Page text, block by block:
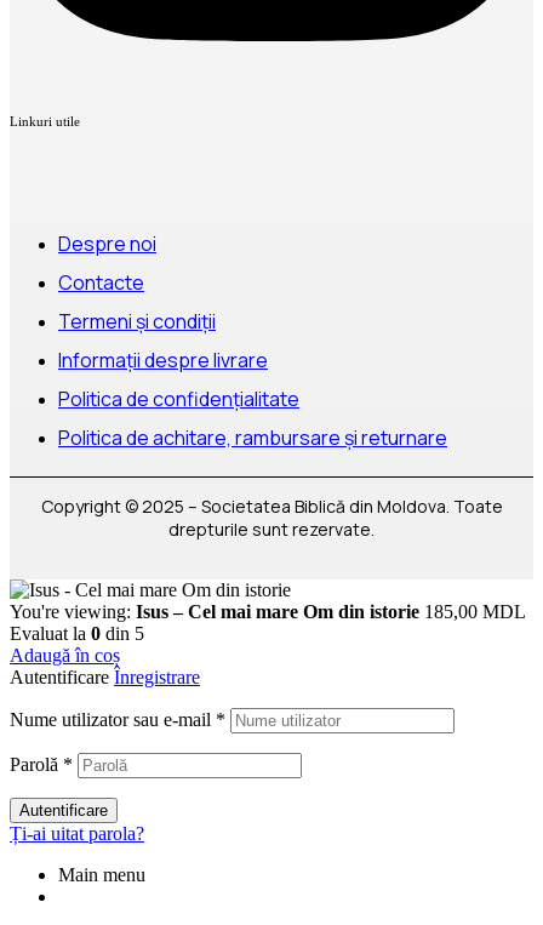
Linkuri utile
Despre noi
Contacte
Termeni și condiții
Informații despre livrare
Politica de confidențialitate
Politica de achitare, rambursare și returnare
Copyright © 2025 – Societatea Biblică din Moldova. Toate
drepturile sunt rezervate.
You're viewing: Isus – Cel mai mare Om din istorie 185,00 MDL
Evaluat la 0 din 5
Adaugă în coș
Autentificare Înregistrare
Nume utilizator sau e-mail *
Parolă *
Autentificare
Ți-ai uitat parola?
Main menu